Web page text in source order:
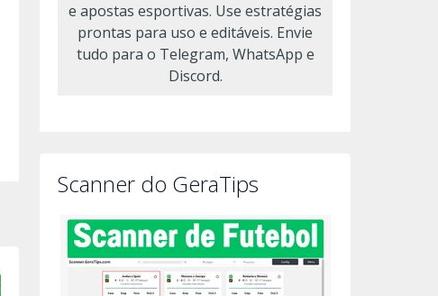
e apostas esportivas. Use estratégias
prontas para uso e editáveis. Envie
tudo para o Telegram, WhatsApp e
Discord.
Scanner do GeraTips